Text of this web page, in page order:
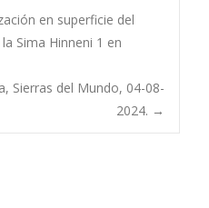
en superficie del
Sima Hinneni 1 en
Sierras del Mundo, 04-08-
2024. →